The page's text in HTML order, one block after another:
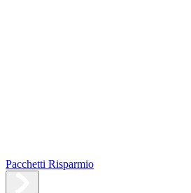
Pacchetti Risparmio